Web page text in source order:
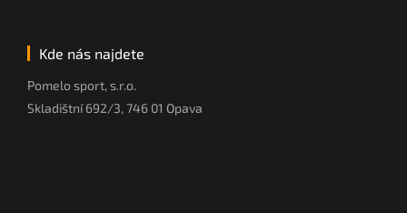
Kde nás najdete
Pomelo sport, s.r.o.
Skladištní 692/3, 746 01 Opava